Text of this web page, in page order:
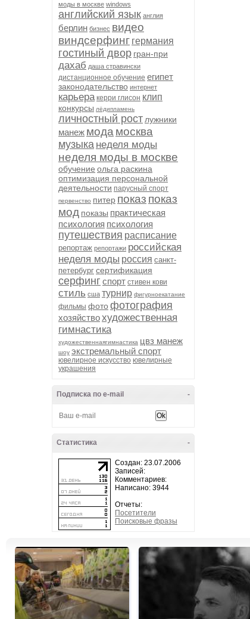
моды в москве windows
английский язык англия
берлин бизнес видео
виндсерфинг германия
гостиный двор гран-при
дахаб даша стравински
дистанционное обучение египет
законодательство интернет
карьера керри глисон клип
конкурсы лёдипламень
личностный рост лужники
манеж мода москва
музыка неделя моды
неделя моды в москве
обучение ольга раскина
оптимизация персональной
деятельности парусный спорт
первенство питер показ показ
мод показы практическая
психология психология
путешествия расписание
репортаж репортажи российская
неделя моды россия санкт-
петербург сертификация
серфинг спорт стивен кови
стиль сша турнир фигурноекатание
фильмы фотофотография
хозяйствохудожественная
гимнастика
художественнаягимнастика цвз манеж
шоу экстремальный спорт
ювелирное искусство ювелирные
украшения
-
Подписка по e-mail
-
Статистика
Создан: 23.07.2006
Записей:
Комментариев:
Написано: 3944
Отчеты:
Посетители
Поисковые фразы